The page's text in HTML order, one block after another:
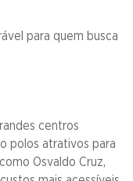
para quem busca
centros
polos atrativos para
Osvaldo Cruz,